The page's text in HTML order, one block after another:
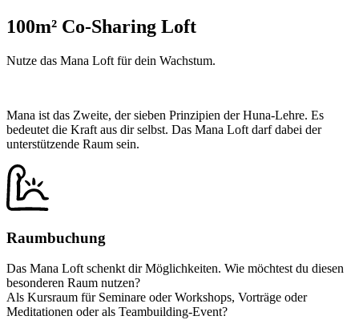
100m² Co-Sharing Loft
Nutze das Mana Loft für dein Wachstum.
Mana ist das Zweite, der sieben Prinzipien der Huna-Lehre. Es
bedeutet die Kraft aus dir selbst. Das Mana Loft darf dabei der
unterstützende Raum sein.
Raumbuchung
Das Mana Loft schenkt dir Möglichkeiten. Wie möchtest du diesen
besonderen Raum nutzen?
Als Kursraum für Seminare oder Workshops, Vorträge oder
Meditationen oder als Teambuilding-Event?